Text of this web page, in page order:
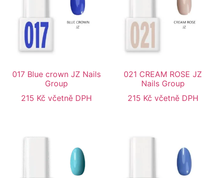
017 Blue crown JZ Nails
Group
215 Kč včetně DPH
021 CREAM ROSE JZ
Nails Group
215 Kč včetně DPH